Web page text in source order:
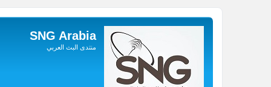
SNG Arabia
منتدى البث العربي